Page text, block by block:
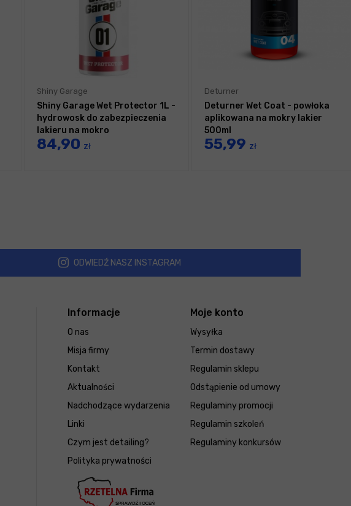
Shiny Garage
Shiny Garage Wet Protector 1L -
hydrowosk do zabezpieczenia
lakieru na mokro
84,90 zł
Deturner
Deturner Wet Coat - powłoka
aplikowana na mokry lakier
500ml
55,99 zł
ODWIEDŹ NASZ INSTAGRAM
Informacje
O nas
Misja firmy
Kontakt
Aktualności
Nadchodzące wydarzenia
Linki
Czym jest detailing?
Polityka prywatności
Moje konto
Wysyłka
Termin dostawy
Regulamin sklepu
Odstąpienie od umowy
Regulaminy promocji
Regulamin szkoleń
Regulaminy konkursów